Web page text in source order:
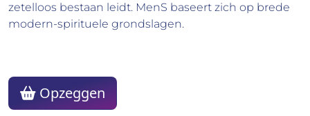
zetelloos bestaan leidt. MenS baseert zich op brede
modern-spirituele grondslagen.
Opzeggen